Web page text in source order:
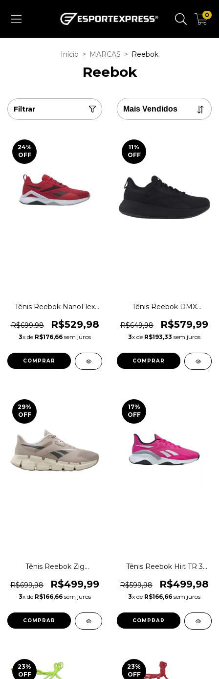
0
Início > MARCAS > Reebok
Reebok
Filtrar
24%
OFF
Tênis Reebok NanoFlex
Original 1magnus
R$699,98 R$529,98
3x de R$176,66 sem juros
COMPRAR
11%
OFF
Tênis Reebok DMX
Walking Original 1magnus
R$649,98 R$579,99
3x de R$193,33 sem juros
COMPRAR
29%
OFF
Tênis Reebok Zig
Corrida Original 1magnus
R$699,98 R$499,99
3x de R$166,66 sem juros
COMPRAR
17%
OFF
Tênis Reebok Hiit TR 3
1magnus
R$599,98 R$499,98
3x de R$166,66 sem juros
COMPRAR
23%
OFF
23%
OFF